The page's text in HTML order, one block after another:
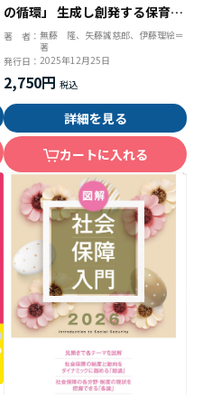
の循環」 生成し創発する保育を
めざして
著 者： 無藤 隆、矢藤誠慈郎、伊藤理絵＝
著
発行日： 2025年12月25日
2,750円
詳細を見る
カートに入れる